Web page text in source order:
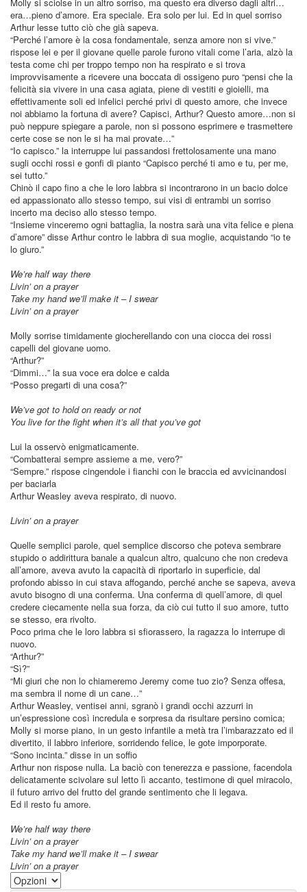
era…pieno d’amore. Era speciale. Era solo per lui. Ed in quel sorriso
Arthur lesse tutto ciò che già sapeva.
“Perché l’amore è la cosa fondamentale, senza amore non si vive.”
rispose lei e per il giovane quelle parole furono vitali come l’aria, alzò la
testa come chi per troppo tempo non ha respirato e si trova
improvvisamente a ricevere una boccata di ossigeno puro “pensi che la
felicità sia vivere in una casa agiata, piene di vestiti e gioielli, ma
effettivamente soli ed infelici perché privi di questo amore, che invece
noi abbiamo la fortuna di avere? Capisci, Arthur? Questo amore…non si
può neppure spiegare a parole, non si possono esprimere e trasmettere
certe cose se non le si ha mai provate…”
“Io capisco.” la interruppe lui passandosi frettolosamente una mano
sugli occhi rossi e gonfi di pianto “Capisco perché ti amo e tu, per me,
sei tutto.”
Chinò il capo fino a che le loro labbra si incontrarono in un bacio dolce
ed appassionato allo stesso tempo, sui visi di entrambi un sorriso
incerto ma deciso allo stesso tempo.
“Insieme vinceremo ogni battaglia, la nostra sarà una vita felice e piena
d’amore” disse Arthur contro le labbra di sua moglie, acquistando “io te
lo giuro.”
We’re half way there
Livin’ on a prayer
Take my hand we’ll make it – I swear
Livin’ on a prayer
Molly sorrise timidamente giocherellando con una ciocca dei rossi
capelli del giovane uomo.
“Arthur?”
“Dimmi…” la sua voce era dolce e calda
“Posso pregarti di una cosa?”
We’ve got to hold on ready or not
You live for the fight when it’s all that you’ve got
Lui la osservò enigmaticamente.
“Combatterai sempre assieme a me, vero?”
“Sempre.” rispose cingendole i fianchi con le braccia ed avvicinandosi
per baciarla
Arthur Weasley aveva respirato, di nuovo.
Livin’ on a prayer
Quelle semplici parole, quel semplice discorso che poteva sembrare
stupido o addirittura banale a qualcun altro, qualcuno che non credeva
all’amore, aveva avuto la capacità di riportarlo in superficie, dal
profondo abisso in cui stava affogando, perché anche se sapeva, aveva
avuto bisogno di una conferma. Una conferma di quell’amore, di quel
credere ciecamente nella sua forza, da ciò cui tutto il suo amore, tutto
se stesso, era rivolto.
Poco prima che le loro labbra si sfiorassero, la ragazza lo interrupe di
nuovo.
“Arthur?”
“Sì?”
“Mi giuri che non lo chiameremo Jeremy come tuo zio? Senza offesa,
ma sembra il nome di un cane…”
Arthur Weasley, ventisei anni, sgranò i grandi occhi azzurri in
un’espressione così incredula e sorpresa da risultare persino comica;
Molly si morse piano, in un gesto infantile a metà tra l’imbarazzato ed il
divertito, il labbro inferiore, sorridendo felice, le gote imporporate.
“Sono incinta.” disse in un soffio
Arthur non rispose nulla. La baciò con tenerezza e passione, facendola
delicatamente scivolare sul letto lì accanto, testimone di quel miracolo,
il futuro arrivo del frutto del grande sentimento che li legava.
Ed il resto fu amore.
We’re half way there
Livin’ on a prayer
Take my hand we’ll make it – I swear
Livin’ on a prayer